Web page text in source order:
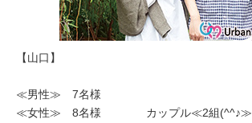
【山口】
≪男性≫ 7名様
≪女性≫ 8名様 カップル≪2組(^^♪≫